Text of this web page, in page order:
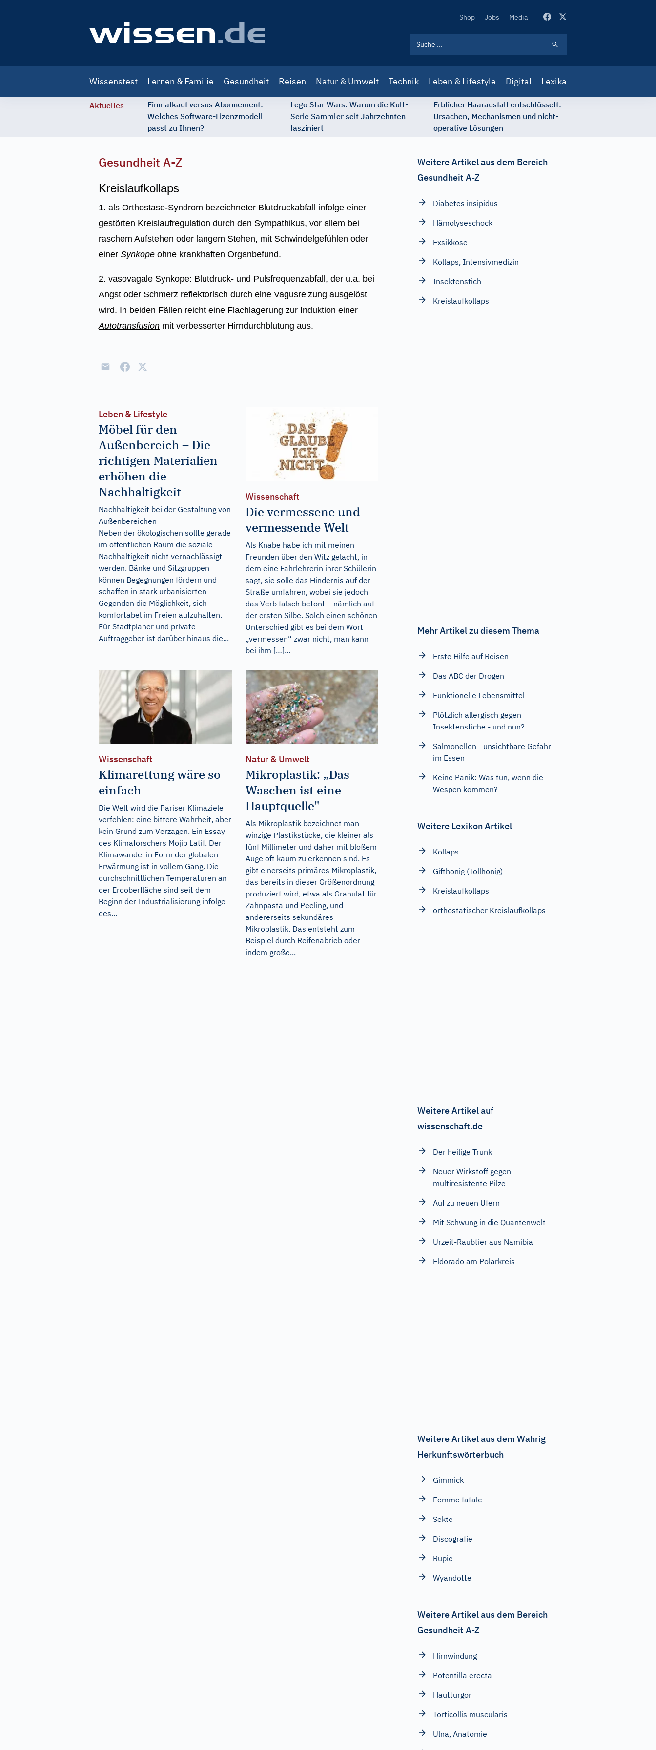
Secondary
Shop Jobs Media
navigation
Wissenstest Lernen & Familie Gesundheit Reisen Natur & Umwelt Technik Leben & Lifestyle Digital Lexika
Aktuelles
Einmalkauf versus Abonnement:
Welches Software-Lizenzmodell
passt zu Ihnen?
Lego Star Wars: Warum die Kult-
Serie Sammler seit Jahrzehnten
fasziniert
Erblicher Haarausfall entschlüsselt:
Ursachen, Mechanismen und nicht-
operative Lösungen
Gesundheit A-Z
Kreislaufkollaps
1. als Orthostase-Syndrom bezeichneter Blutdruckabfall infolge einer
gestörten Kreislaufregulation durch den Sympathikus, vor allem bei
raschem Aufstehen oder langem Stehen, mit Schwindelgefühlen oder
einer Synkope ohne krankhaften Organbefund.
2. vasovagale Synkope: Blutdruck- und Pulsfrequenzabfall, der u.a. bei
Angst oder Schmerz reflektorisch durch eine Vagusreizung ausgelöst
wird. In beiden Fällen reicht eine Flachlagerung zur Induktion einer
Autotransfusion mit verbesserter Hirndurchblutung aus.
Leben & Lifestyle
Möbel für den
Außenbereich – Die
richtigen Materialien
erhöhen die
Nachhaltigkeit
Nachhaltigkeit bei der Gestaltung von
Außenbereichen
Neben der ökologischen sollte gerade
im öffentlichen Raum die soziale
Nachhaltigkeit nicht vernachlässigt
werden. Bänke und Sitzgruppen
können Begegnungen fördern und
schaffen in stark urbanisierten
Gegenden die Möglichkeit, sich
komfortabel im Freien aufzuhalten.
Für Stadtplaner und private
Auftraggeber ist darüber hinaus die...
Wissenschaft
Die vermessene und
vermessende Welt
Als Knabe habe ich mit meinen
Freunden über den Witz gelacht, in
dem eine Fahrlehrerin ihrer Schülerin
sagt, sie solle das Hindernis auf der
Straße umfahren, wobei sie jedoch
das Verb falsch betont – nämlich auf
der ersten Silbe. Solch einen schönen
Unterschied gibt es bei dem Wort
„vermessen“ zwar nicht, man kann
bei ihm […]...
Wissenschaft
Klimarettung wäre so
einfach
Die Welt wird die Pariser Klimaziele
verfehlen: eine bittere Wahrheit, aber
kein Grund zum Verzagen. Ein Essay
des Klimaforschers Mojib Latif. Der
Klimawandel in Form der globalen
Erwärmung ist in vollem Gang. Die
durchschnittlichen Temperaturen an
der Erdoberfläche sind seit dem
Beginn der Industrialisierung infolge
des...
Natur & Umwelt
Mikroplastik: „Das
Waschen ist eine
Hauptquelle"
Als Mikroplastik bezeichnet man
winzige Plastikstücke, die kleiner als
fünf Millimeter und daher mit bloßem
Auge oft kaum zu erkennen sind. Es
gibt einerseits primäres Mikroplastik,
das bereits in dieser Größenordnung
produziert wird, etwa als Granulat für
Zahnpasta und Peeling, und
andererseits sekundäres
Mikroplastik. Das entsteht zum
Beispiel durch Reifenabrieb oder
indem große...
Weitere Artikel aus dem Bereich
Gesundheit A-Z
Diabetes insipidus
Hämolyseschock
Exsikkose
Kollaps, Intensivmedizin
Insektenstich
Kreislaufkollaps
Mehr Artikel zu diesem Thema
Erste Hilfe auf Reisen
Das ABC der Drogen
Funktionelle Lebensmittel
Plötzlich allergisch gegen
Insektenstiche - und nun?
Salmonellen - unsichtbare Gefahr
im Essen
Keine Panik: Was tun, wenn die
Wespen kommen?
Weitere Lexikon Artikel
Kollaps
Gifthonig (Tollhonig)
Kreislaufkollaps
orthostatischer Kreislaufkollaps
Weitere Artikel auf
wissenschaft.de
Der heilige Trunk
Neuer Wirkstoff gegen
multiresistente Pilze
Auf zu neuen Ufern
Mit Schwung in die Quantenwelt
Urzeit-Raubtier aus Namibia
Eldorado am Polarkreis
Weitere Artikel aus dem Wahrig
Herkunftswörterbuch
Gimmick
Femme fatale
Sekte
Discografie
Rupie
Wyandotte
Weitere Artikel aus dem Bereich
Gesundheit A-Z
Hirnwindung
Potentilla erecta
Hautturgor
Torticollis muscularis
Ulna, Anatomie